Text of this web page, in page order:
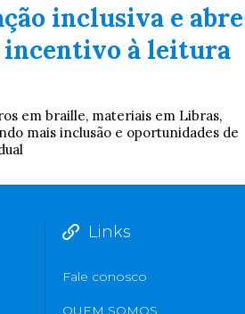
inclusiva e abre
incentivo à leitura
em braille, materiais em Libras,
mais inclusão e oportunidades de
Links
Fale conosco
QUEM SOMOS